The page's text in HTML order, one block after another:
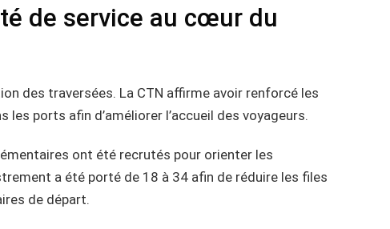
de service au cœur du
des traversées. La CTN affirme avoir renforcé les
ports afin d’améliorer l’accueil des voyageurs.
ont été recrutés pour orienter les
a été porté de 18 à 34 afin de réduire les files
de départ.